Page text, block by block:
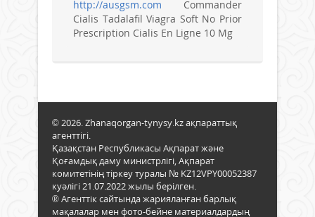
http://ausgsm.com Commander
Cialis Tadalafil Viagra Soft No Prior
Prescription Cialis En Ligne 10 Mg
© 2026. Zhanaqorgan-tynysy.kz ақпараттық
агенттігі.
Қазақстан Республикасы Ақпарат және
Қоғамдық даму министрлігі, Ақпарат
комитетінің тіркеу туралы № KZ12VPY00052387
куәлігі 21.07.2022 жылы берілген.
® Агенттік сайтында жарияланған барлық
мақалалар мен фото-бейне материалдардың